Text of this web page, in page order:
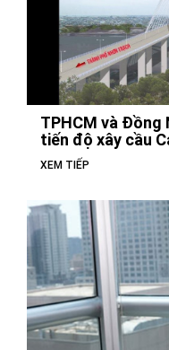
TPHCM và Đồng
tiến độ xây cầu
XEM TIẾP